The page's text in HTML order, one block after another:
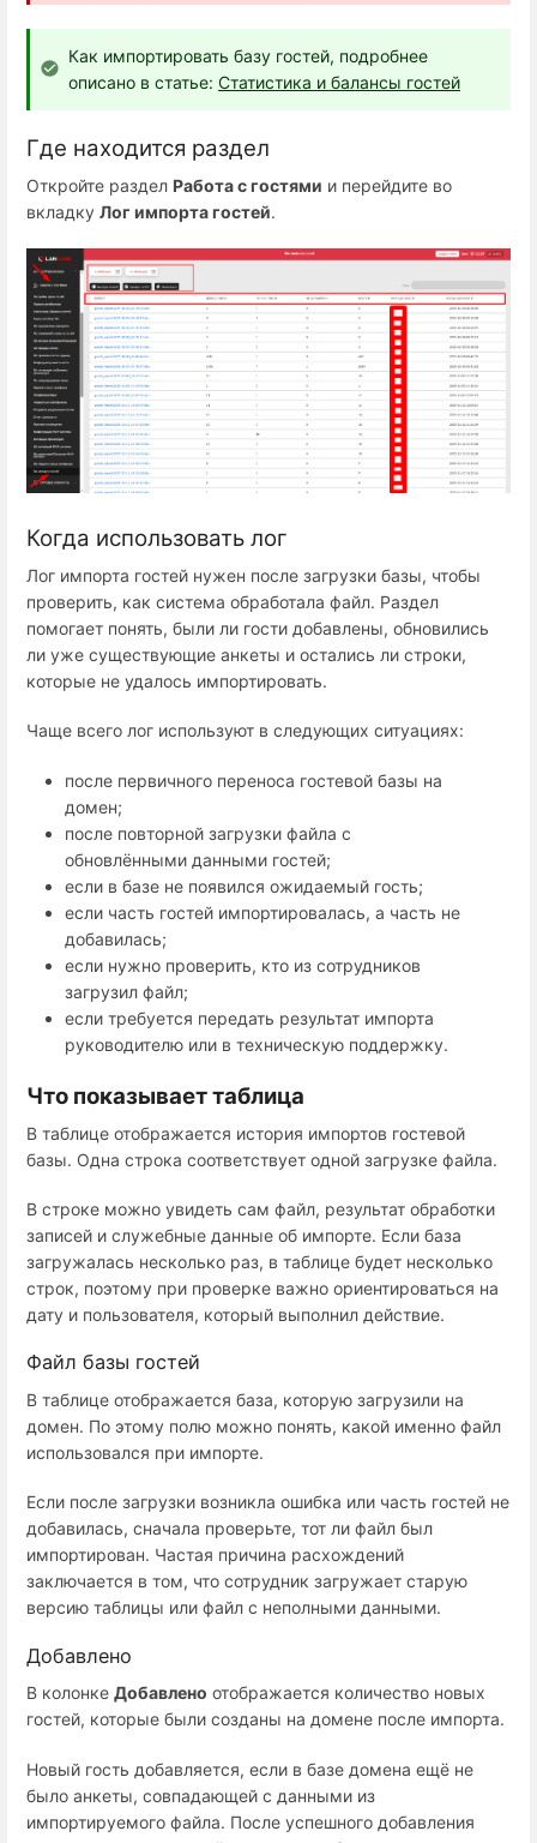
Как импортировать базу гостей, подробнее
описано в статье: Статистика и балансы гостей
Где находится раздел
Откройте раздел Работа с гостями и перейдите во
вкладку Лог импорта гостей.
Когда использовать лог
Лог импорта гостей нужен после загрузки базы, чтобы
проверить, как система обработала файл. Раздел
помогает понять, были ли гости добавлены, обновились
ли уже существующие анкеты и остались ли строки,
которые не удалось импортировать.
Чаще всего лог используют в следующих ситуациях:
после первичного переноса гостевой базы на
домен;
после повторной загрузки файла с
обновлёнными данными гостей;
если в базе не появился ожидаемый гость;
если часть гостей импортировалась, а часть не
добавилась;
если нужно проверить, кто из сотрудников
загрузил файл;
если требуется передать результат импорта
руководителю или в техническую поддержку.
Что показывает таблица
В таблице отображается история импортов гостевой
базы. Одна строка соответствует одной загрузке файла.
В строке можно увидеть сам файл, результат обработки
записей и служебные данные об импорте. Если база
загружалась несколько раз, в таблице будет несколько
строк, поэтому при проверке важно ориентироваться на
дату и пользователя, который выполнил действие.
Файл базы гостей
В таблице отображается база, которую загрузили на
домен. По этому полю можно понять, какой именно файл
использовался при импорте.
Если после загрузки возникла ошибка или часть гостей не
добавилась, сначала проверьте, тот ли файл был
импортирован. Частая причина расхождений
заключается в том, что сотрудник загружает старую
версию таблицы или файл с неполными данными.
Добавлено
В колонке Добавлено отображается количество новых
гостей, которые были созданы на домене после импорта.
Новый гость добавляется, если в базе домена ещё не
было анкеты, совпадающей с данными из
импортируемого файла. После успешного добавления